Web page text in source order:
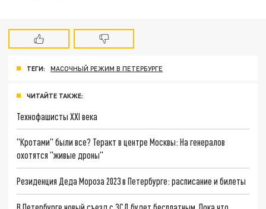
ТЕГИ: МАСОЧНЫЙ РЕЖИМ В ПЕТЕРБУРГЕ
ЧИТАЙТЕ ТАКЖЕ:
Технофашисты XXI века
"Кротами" были все? Теракт в центре Москвы: На генералов
охотятся "живые дроны"
Резиденция Деда Мороза 2023 в Петербурге: расписание и билеты
В Петербурге новый съезд с ЗСД будет бесплатным. Пока что